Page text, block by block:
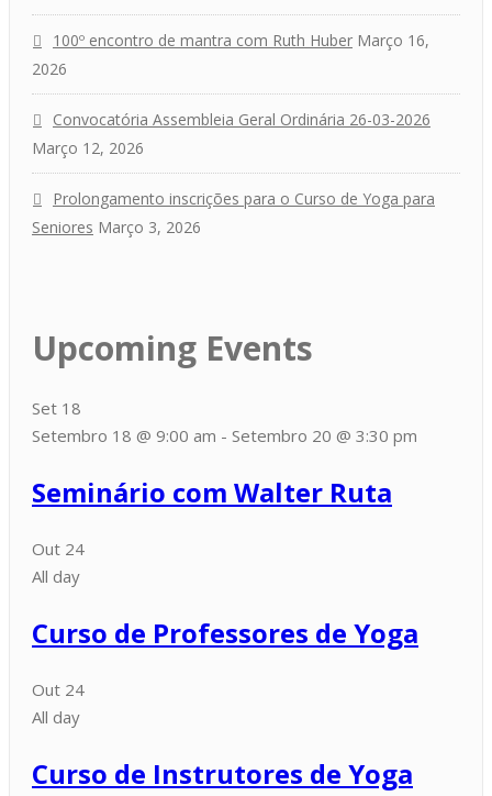
100º encontro de mantra com Ruth Huber Março 16,
2026
Convocatória Assembleia Geral Ordinária 26-03-2026
Março 12, 2026
Prolongamento inscrições para o Curso de Yoga para
Seniores Março 3, 2026
Upcoming Events
Set 18
Setembro 18 @ 9:00 am - Setembro 20 @ 3:30 pm
Seminário com Walter Ruta
Out 24
All day
Curso de Professores de Yoga
Out 24
All day
Curso de Instrutores de Yoga